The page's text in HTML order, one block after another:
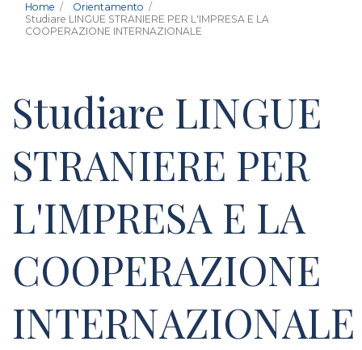
Home
Orientamento
Studiare LINGUE STRANIERE PER L'IMPRESA E LA
COOPERAZIONE INTERNAZIONALE
Studiare LINGUE
STRANIERE PER
L'IMPRESA E LA
COOPERAZIONE
INTERNAZIONALE